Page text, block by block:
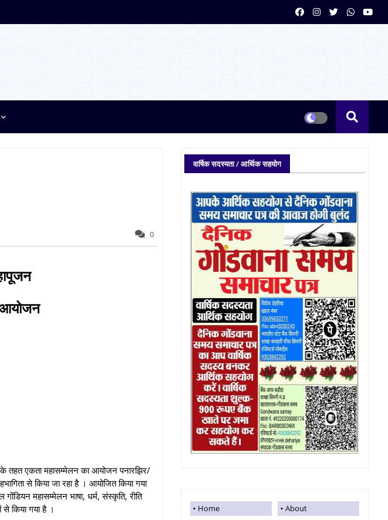
0
आयोजन
के तहत एकता महासम्मेलन का आयोजन पनारझिर/
से किया जा रहा है । आयोजित किया गया
महासम्मेलन भाषा, धर्म, संस्कृति, रीति
किया गया है ।
वार्षिक सदस्यता / आर्थिक सहयोग
Home
About